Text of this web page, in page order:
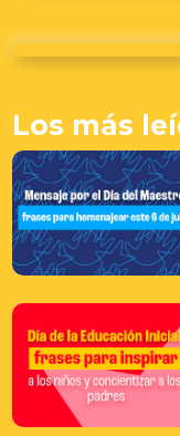
Los más